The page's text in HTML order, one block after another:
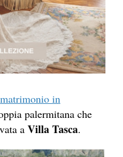
matrimonio in
palermitana che
a Villa Tasca.